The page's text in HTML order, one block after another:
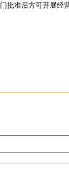
批准后方可开展经